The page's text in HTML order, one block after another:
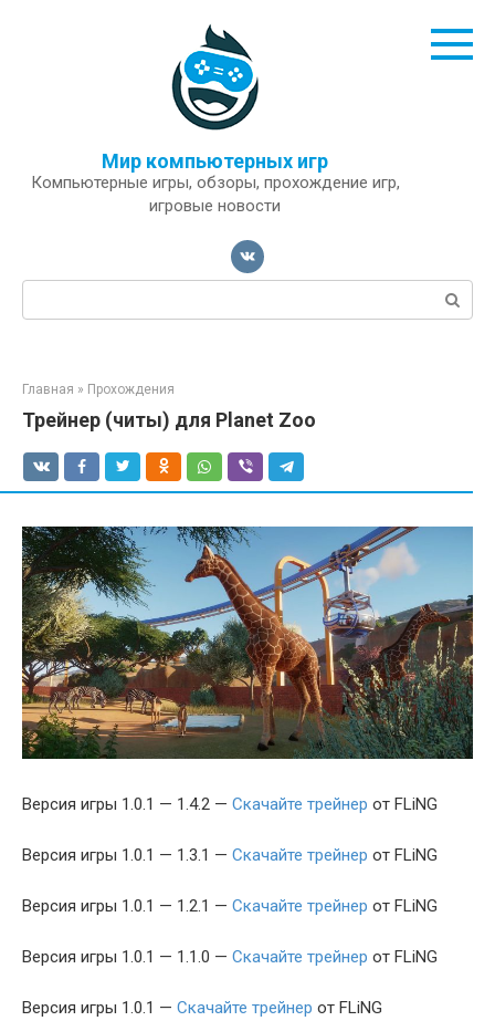
Мир компьютерных игр
Компьютерные игры, обзоры, прохождение игр,
игровые новости
Поиск:
Главная » Прохождения
Трейнер (читы) для Planet Zoo
Версия игры 1.0.1 — 1.4.2 — Скачайте трейнер от FLiNG
Версия игры 1.0.1 — 1.3.1 — Скачайте трейнер от FLiNG
Версия игры 1.0.1 — 1.2.1 — Скачайте трейнер от FLiNG
Версия игры 1.0.1 — 1.1.0 — Скачайте трейнер от FLiNG
Версия игры 1.0.1 — Скачайте трейнер от FLiNG